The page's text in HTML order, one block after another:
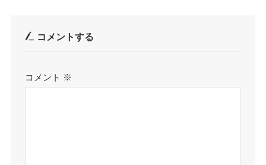
コメントする
コメント ※